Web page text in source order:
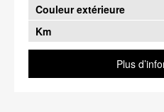
Couleur extérieure
Km
Plus